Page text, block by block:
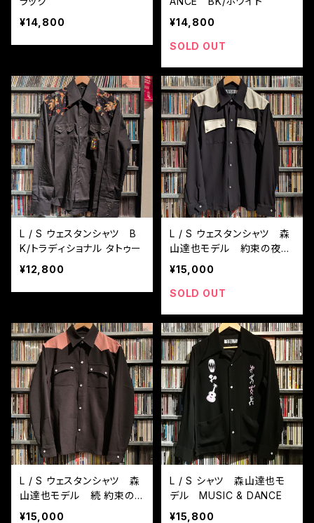
¥14,800
¥14,800
SOLD OUT
L / S ウェスタンシャツ B
K/トラディショナル タトゥー
¥12,800
L / S ウェスタンシャツ 森
山達也モデル 約束の夜
BK / WH
¥15,000
SOLD OUT
L / S ウェスタンシャツ 森
山達也モデル 続 約束の
夜 BK / ピンク
¥15,000
L / S シャツ 森山達也モ
デル MUSIC & DANCE
¥15,800